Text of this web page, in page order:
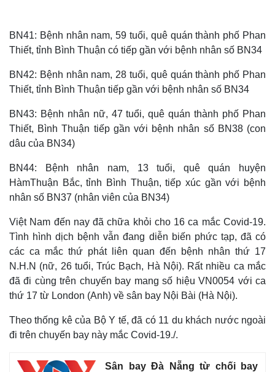
BN41: Bệnh nhân nam, 59 tuổi, quê quán thành phố Phan
Thiết, tỉnh Bình Thuận có tiếp gần với bệnh nhân số BN34
BN42: Bệnh nhân nam, 28 tuổi, quê quán thành phố Phan
Thiết, tỉnh Bình Thuận tiếp gần với bệnh nhân số BN34
BN43: Bệnh nhân nữ, 47 tuổi, quê quán thành phố Phan
Thiết, Bình Thuận tiếp gần với bệnh nhân số BN38 (con
dâu của BN34)
BN44: Bệnh nhân nam, 13 tuổi, quê quán huyện
HàmThuận Bắc, tỉnh Bình Thuận, tiếp xúc gần với bệnh
nhân số BN37 (nhân viên của BN34)
Việt Nam đến nay đã chữa khỏi cho 16 ca mắc Covid-19.
Tình hình dịch bệnh vẫn đang diễn biến phức tạp, đã có
các ca mắc thứ phát liên quan đến bệnh nhân thứ 17
N.H.N (nữ, 26 tuổi, Trúc Bạch, Hà Nội). Rất nhiều ca mắc
đã đi cùng trên chuyến bay mang số hiệu VN0054 với ca
thứ 17 từ London (Anh) về sân bay Nội Bài (Hà Nội).
Theo thống kê của Bộ Y tế, đã có 11 du khách nước ngoài
đi trên chuyến bay này mắc Covid-19./.
Sân bay Đà Nẵng từ chối bay